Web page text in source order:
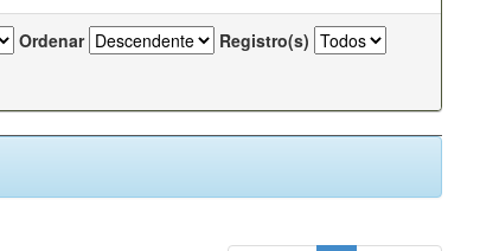
Ordenar Registro(s)